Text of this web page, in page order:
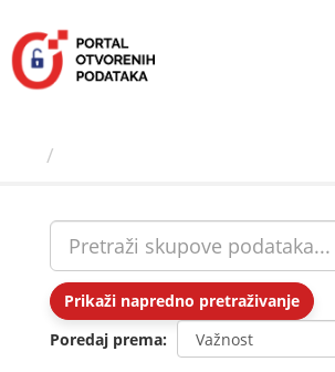
sadržaj
Prikaži napredno pretraživanje
Poredaj prema